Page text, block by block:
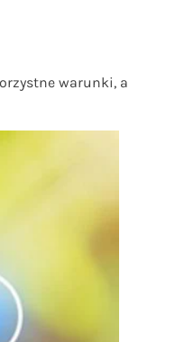
warunki, a